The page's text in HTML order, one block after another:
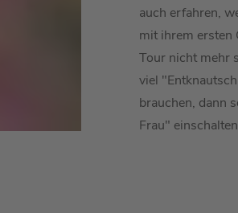
auch erfahren,
mit ihrem ersten
Tour nicht mehr
viel
brauchen, dann
Frau"